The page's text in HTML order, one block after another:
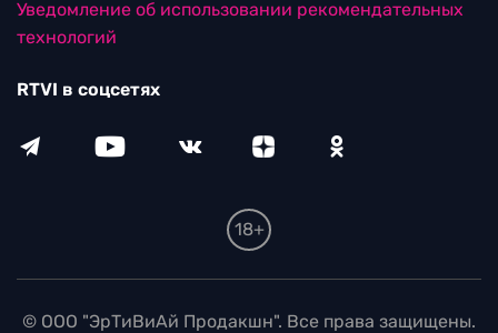
Уведомление об использовании рекомендательных
технологий
RTVI в соцсетях
18+
© ООО "ЭрТиВиАй Продакшн". Все права защищены.